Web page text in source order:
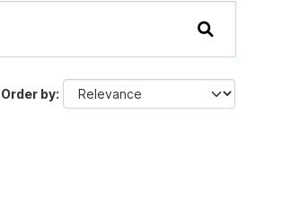
Order by